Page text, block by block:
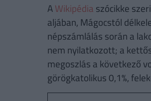
AWikipédia szócikke
aljában, Mágocstól
népszámlálás során a
nem nyilatkozott; a
megoszlás a következő
görögkatolikus 0,1%,